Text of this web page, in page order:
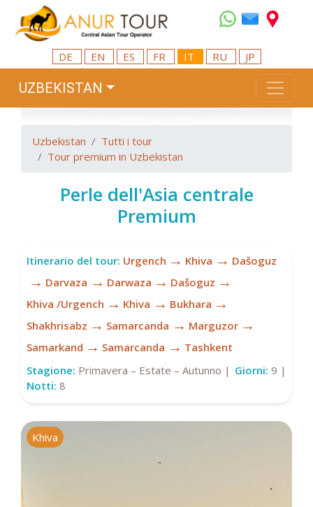
DE EN ES FR IT RU JP
UZBEKISTAN
Uzbekistan
Tutti i tour
Tour premium in Uzbekistan
Perle dell'Asia centrale
Premium
Itinerario del tour: Urgench → Khiva → Dašoguz
→ Darvaza → Darwaza → Dašoguz →
Khiva /Urgench → Khiva → Bukhara →
Shakhrisabz → Samarcanda → Marguzor →
Samarkand → Samarcanda → Tashkent
Stagione: Primavera – Estate – Autunno | Giorni: 9 |
Notti: 8
Khiva